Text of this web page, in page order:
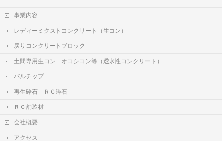
事業内容
レディーミクストコンクリート（生コン）
戻りコンクリートブロック
土間専用生コン オコシコン等（透水性コンクリート）
バルチップ
再生砕石 ＲＣ砕石
ＲＣ舗装材
会社概要
アクセス